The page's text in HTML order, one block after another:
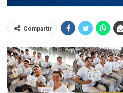
Compartir